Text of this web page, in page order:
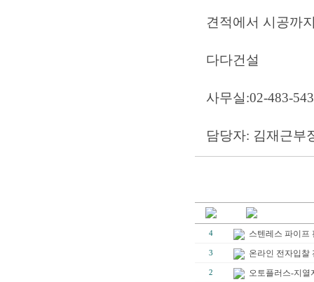
견적에서 시공까
다다건설
사무실:02-483-
담당자: 김재근부
4 스텐레스 파이프
3 온라인 전자입찰
2
오토플러스-지열